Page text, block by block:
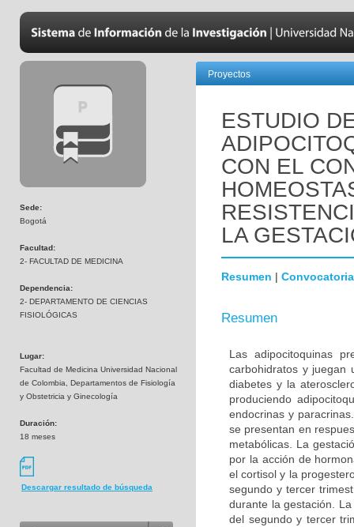
Sede:
Bogotá
Facultad:
2- FACULTAD DE MEDICINA
Dependencia:
2- DEPARTAMENTO DE CIENCIAS
FISIOLÓGICAS
Lugar:
Facultad de Medicina Universidad Nacional
de Colombia, Departamentos de Fisiología
y Obstetricia y Ginecología
Duración:
18 meses
Descargar resultado de búsqueda
Proyectos
ESTUDIO
CON EL
LA
Resumen | Convocatoria
Resumen
Las adipocitoquinas
carbohidratos y juegan
diabetes y la
produciendo
endocrinas y
se presentan en
metabólicas. La
por la acción de
el cortisol y la
segundo y tercer
durante la gestación.
del segundo y tercer